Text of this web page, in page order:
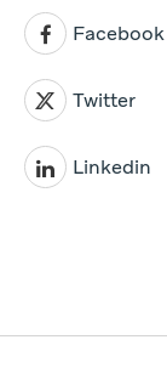
Facebook
Twitter
Linkedin